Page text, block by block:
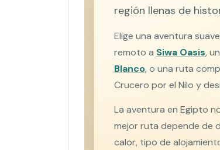
región llenas de
Elige una aventura
remoto a Siwa Oasis,
Blanco, o una ruta
Crucero por el Nilo y
La aventura en Egipto
mejor ruta depende de
calor, tipo de